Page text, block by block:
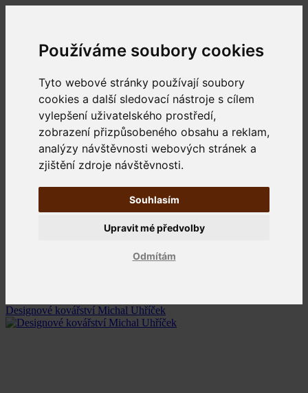
Používáme soubory cookies
Tyto webové stránky používají soubory
cookies a další sledovací nástroje s cílem
vylepšení uživatelského prostředí,
zobrazení přizpůsobeného obsahu a reklam,
analýzy návštěvnosti webových stránek a
zjištění zdroje návštěvnosti.
Souhlasím
Odmítám
Upravit mé předvolby
Designové kovářství Michal Uhříček